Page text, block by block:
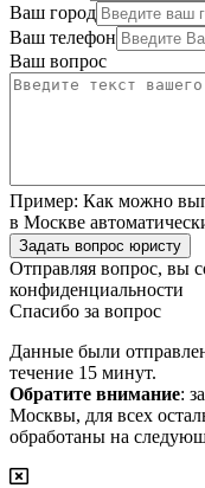
Ваш город
Ваш телефон
Ваш вопрос
Пример: Как можно
в Москве
Задать вопрос юристу
Отправляя вопрос, вы
конфиденциальности
Спасибо за вопрос
Данные были
течение 15 минут.
Обратите внимание:
Москвы, для всех
обработаны на